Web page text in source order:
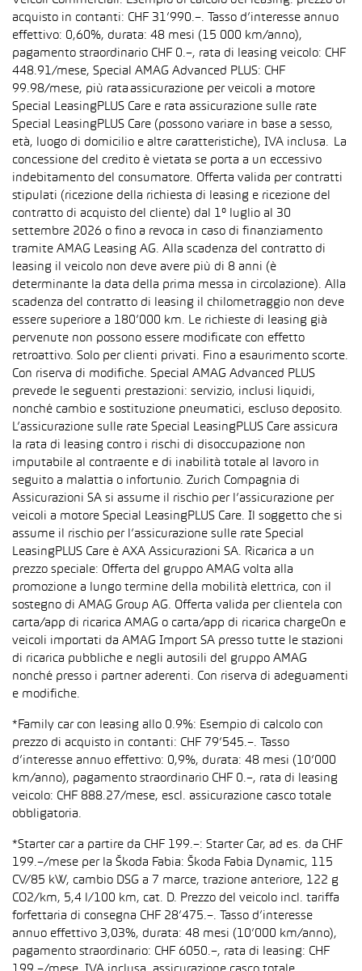
acquisto in contanti: CHF 31’990.–. Tasso d’interesse annuo
effettivo: 0,60%, durata: 48 mesi (15 000 km/anno),
pagamento straordinario CHF 0.–, rata di leasing veicolo: CHF
448.91/mese, Special AMAG Advanced PLUS: CHF
99.98/mese, più rata assicurazione per veicoli a motore
Special LeasingPLUS Care e rata assicurazione sulle rate
Special LeasingPLUS Care (possono variare in base a sesso,
età, luogo di domicilio e altre caratteristiche), IVA inclusa. La
concessione del credito è vietata se porta a un eccessivo
indebitamento del consumatore. Offerta valida per contratti
stipulati (ricezione della richiesta di leasing e ricezione del
contratto di acquisto del cliente) dal 1° luglio al 30
settembre 2026 o fino a revoca in caso di finanziamento
tramite AMAG Leasing AG. Alla scadenza del contratto di
leasing il veicolo non deve avere più di 8 anni (è
determinante la data della prima messa in circolazione). Alla
scadenza del contratto di leasing il chilometraggio non deve
essere superiore a 180’000 km. Le richieste di leasing già
pervenute non possono essere modificate con effetto
retroattivo. Solo per clienti privati. Fino a esaurimento scorte.
Con riserva di modifiche. Special AMAG Advanced PLUS
prevede le seguenti prestazioni: servizio, inclusi liquidi,
nonché cambio e sostituzione pneumatici, escluso deposito.
L’assicurazione sulle rate Special LeasingPLUS Care assicura
la rata di leasing contro i rischi di disoccupazione non
imputabile al contraente e di inabilità totale al lavoro in
seguito a malattia o infortunio. Zurich Compagnia di
Assicurazioni SA si assume il rischio per l’assicurazione per
veicoli a motore Special LeasingPLUS Care. Il soggetto che si
assume il rischio per l’assicurazione sulle rate Special
LeasingPLUS Care è AXA Assicurazioni SA. Ricarica a un
prezzo speciale: Offerta del gruppo AMAG volta alla
promozione a lungo termine della mobilità elettrica, con il
sostegno di AMAG Group AG. Offerta valida per clientela con
carta/app di ricarica AMAG o carta/app di ricarica chargeOn e
veicoli importati da AMAG Import SA presso tutte le stazioni
di ricarica pubbliche e negli autosili del gruppo AMAG
nonché presso i partner aderenti. Con riserva di adeguamenti
e modifiche.
*Family car con leasing allo 0.9%: Esempio di calcolo con
prezzo di acquisto in contanti: CHF 79’545.–. Tasso
d’interesse annuo effettivo: 0,9%, durata: 48 mesi (10’000
km/anno), pagamento straordinario CHF 0.–, rata di leasing
veicolo: CHF 888.27/mese, escl. assicurazione casco totale
obbligatoria.
*Starter car a partire da CHF 199.–: Starter Car, ad es. da CHF
199.–/mese per la Škoda Fabia: Škoda Fabia Dynamic, 115
CV/85 kW, cambio DSG a 7 marce, trazione anteriore, 122 g
CO2/km, 5,4 l/100 km, cat. D. Prezzo del veicolo incl. tariffa
forfettaria di consegna CHF 28’475.–. Tasso d’interesse
annuo effettivo 3,03%, durata: 48 mesi (10’000 km/anno),
pagamento straordinario: CHF 6050.–, rata di leasing: CHF